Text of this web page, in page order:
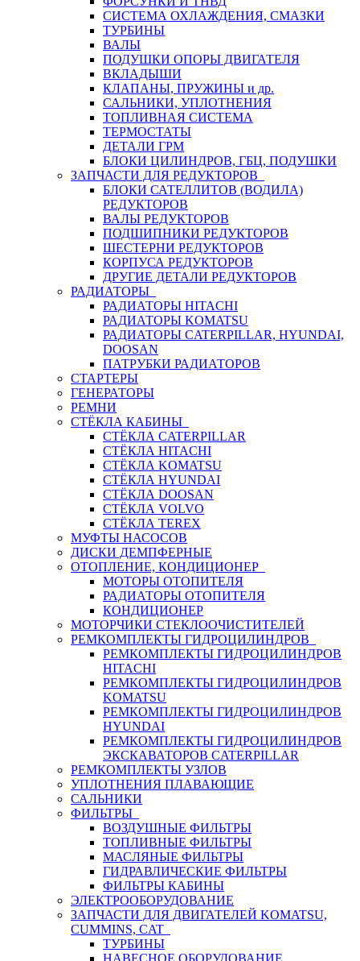
СИСТЕМА ОХЛАЖДЕНИЯ, СМАЗКИ
ТУРБИНЫ
ВАЛЫ
ПОДУШКИ ОПОРЫ ДВИГАТЕЛЯ
ВКЛАДЫШИ
КЛАПАНЫ, ПРУЖИНЫ и др.
САЛЬНИКИ, УПЛОТНЕНИЯ
ТОПЛИВНАЯ СИСТЕМА
ТЕРМОСТАТЫ
ДЕТАЛИ ГРМ
БЛОКИ ЦИЛИНДРОВ, ГБЦ, ПОДУШКИ
ЗАПЧАСТИ ДЛЯ РЕДУКТОРОВ
БЛОКИ САТЕЛЛИТОВ (ВОДИЛА)
РЕДУКТОРОВ
ВАЛЫ РЕДУКТОРОВ
ПОДШИПНИКИ РЕДУКТОРОВ
ШЕСТЕРНИ РЕДУКТОРОВ
КОРПУСА РЕДУКТОРОВ
ДРУГИЕ ДЕТАЛИ РЕДУКТОРОВ
РАДИАТОРЫ
РАДИАТОРЫ HITACHI
РАДИАТОРЫ KOMATSU
РАДИАТОРЫ CATERPILLAR, HYUNDAI,
DOOSAN
ПАТРУБКИ РАДИАТОРОВ
СТАРТЕРЫ
ГЕНЕРАТОРЫ
РЕМНИ
СТЁКЛА КАБИНЫ
СТЁКЛА CATERPILLAR
СТЁКЛА HITACHI
СТЁКЛА KOMATSU
СТЁКЛА HYUNDAI
СТЁКЛА DOOSAN
СТЁКЛА VOLVO
СТЁКЛА TEREX
МУФТЫ НАСОСОВ
ДИСКИ ДЕМПФЕРНЫЕ
ОТОПЛЕНИЕ, КОНДИЦИОНЕР
МОТОРЫ ОТОПИТЕЛЯ
РАДИАТОРЫ ОТОПИТЕЛЯ
КОНДИЦИОНЕР
МОТОРЧИКИ СТЕКЛООЧИСТИТЕЛЕЙ
РЕМКОМПЛЕКТЫ ГИДРОЦИЛИНДРОВ
РЕМКОМПЛЕКТЫ ГИДРОЦИЛИНДРОВ
HITACHI
РЕМКОМПЛЕКТЫ ГИДРОЦИЛИНДРОВ
KOMATSU
РЕМКОМПЛЕКТЫ ГИДРОЦИЛИНДРОВ
HYUNDAI
РЕМКОМПЛЕКТЫ ГИДРОЦИЛИНДРОВ
ЭКСКАВАТОРОВ CATERPILLAR
РЕМКОМПЛЕКТЫ УЗЛОВ
УПЛОТНЕНИЯ ПЛАВАЮЩИЕ
САЛЬНИКИ
ФИЛЬТРЫ
ВОЗДУШНЫЕ ФИЛЬТРЫ
ТОПЛИВНЫЕ ФИЛЬТРЫ
МАСЛЯНЫЕ ФИЛЬТРЫ
ГИДРАВЛИЧЕСКИЕ ФИЛЬТРЫ
ФИЛЬТРЫ КАБИНЫ
ЭЛЕКТРООБОРУДОВАНИЕ
ЗАПЧАСТИ ДЛЯ ДВИГАТЕЛЕЙ KOMATSU,
CUMMINS, CAT
ТУРБИНЫ
НАВЕСНОЕ ОБОРУДОВАНИЕ